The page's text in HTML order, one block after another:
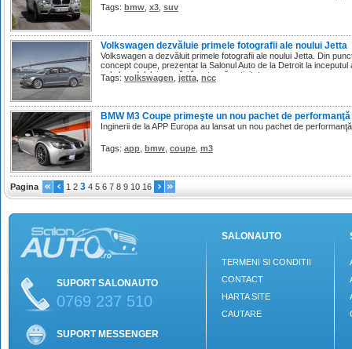
Tags: bmw x3 suv
Volkswagen dezvăluie primele fotografii ale noului Jetta
Volkswagen a dezvăluit primele fotografii ale noului Jetta. Din
concept coupe, prezentat la Salonul Auto de la Detroit la
cel al modelului care îşi încetează activitatea.
Tags: volkswagen jetta ncc
BMW M3 Coupe primeşte un nou pachet de performanţă
Inginerii de la APP Europa au lansat un nou pachet de
Tags: app bmw coupe m3
Pagina 1 2 3 4 5 6 7 8 9 10 16
SUPORT SALONAUTO
0769 237 510
SUPORT MESSENGER
SALONAUTO
TERMENI SI CONDITII
CONTACT
HARTA SITE
CAUTARE